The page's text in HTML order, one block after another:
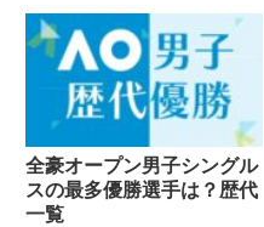
全豪オープン男子シングル
スの最多優勝選手は？歴代
一覧